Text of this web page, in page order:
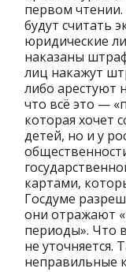
первом
будут считать
юридические
наказаны
лиц накажут
либо арестуют
что всё это —
которая хочет
детей, но и у
картами,
Госдуме
они отражают
периоды». Что
не уточняется.
неправильные